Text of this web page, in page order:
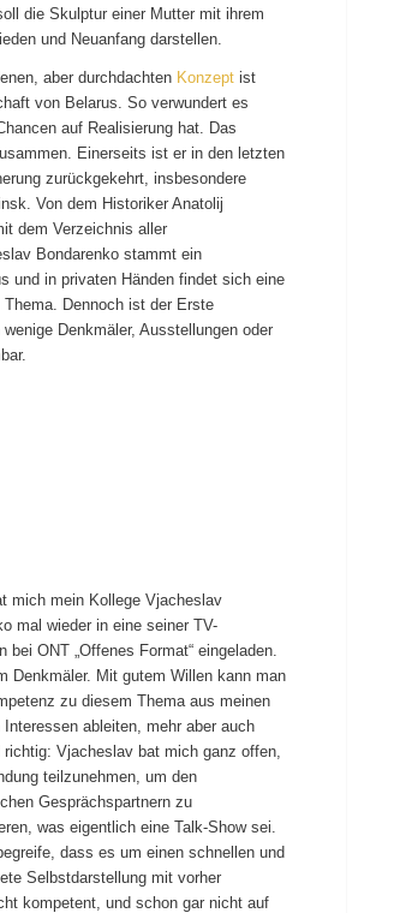
die Skulptur einer Mutter mit ihrem
und Neuanfang darstellen.
aber durchdachten Konzept ist
von Belarus. So verwundert es
auf Realisierung hat. Das
Einerseits ist er in den letzten
zurückgekehrt, insbesondere
Von dem Historiker Anatolij
dem Verzeichnis aller
Bondarenko stammt ein
und in privaten Händen findet sich eine
Dennoch ist der Erste
Denkmäler, Ausstellungen oder
mich mein Kollege Vjacheslav
mal wieder in eine seiner TV-
bei ONT „Offenes Format“ eingeladen.
Denkmäler. Mit gutem Willen kann man
zu diesem Thema aus meinen
Interessen ableiten, mehr aber auch
richtig: Vjacheslav bat mich ganz offen,
teilzunehmen, um den
Gesprächspartnern zu
was eigentlich eine Talk-Show sei.
dass es um einen schnellen und
Selbstdarstellung mit vorher
kompetent, und schon gar nicht auf